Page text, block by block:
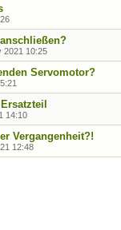
2021 10:25
Servomotor?
14:10
Vergangenheit?!
12:48